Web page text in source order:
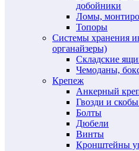
добойники
Ломы,
Топоры
Системы хранения
органайзеры)
Складские
Чемоданы,
Крепеж
Анкерный
Гвозди и
Болты
Дюбели
Винты
Кронштейны